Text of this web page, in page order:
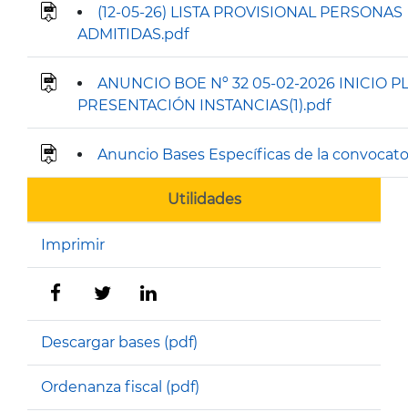
(12-05-26) LISTA PROVISIONAL PERSONAS
ADMITIDAS.pdf
ANUNCIO BOE Nº 32 05-02-2026 INICIO
PRESENTACIÓN INSTANCIAS(1).pdf
Anuncio Bases Específicas de la
Utilidades
Imprimir
Descargar bases (pdf)
Ordenanza fiscal (pdf)